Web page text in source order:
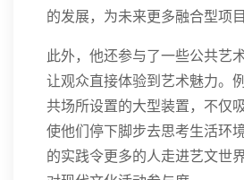
的发展，为未来更多融合型项
此外，他还参与了一些公共艺
让观众直接体验到艺术魅力。
共场所设置的大型装置，不仅
使他们停下脚步去思考生活环
的实践令更多的人走进艺文世